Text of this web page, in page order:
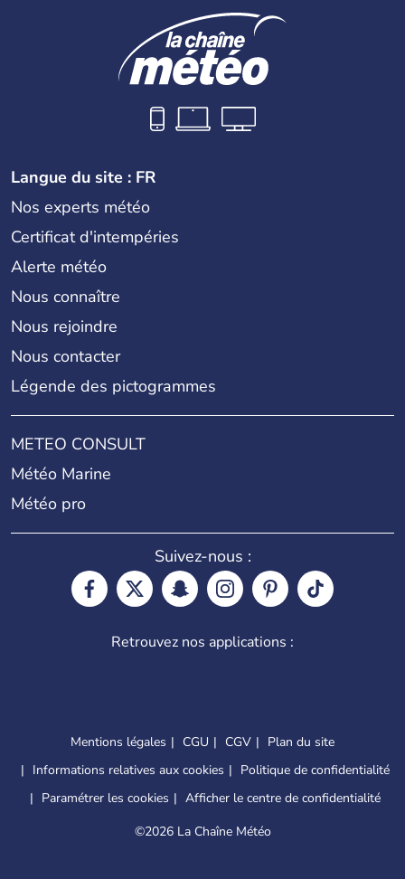
Langue du site : FR
Nos experts météo
Certificat d'intempéries
Alerte météo
Nous connaître
Nous rejoindre
Nous contacter
Légende des pictogrammes
METEO CONSULT
Météo Marine
Météo pro
Suivez-nous :
Retrouvez nos applications :
Mentions légales CGU CGV
Plan du site
Informations relatives aux cookies
Politique de confidentialité
Paramétrer les cookies
Afficher le centre de confidentialité
©2026 La Chaîne Météo